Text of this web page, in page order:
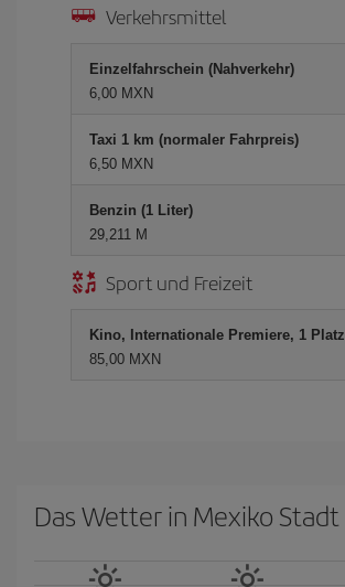
Verkehrsmittel
Einzelfahrschein (Nahverkehr)
6,00 MXN
Taxi 1 km (normaler Fahrpreis)
6,50 MXN
Benzin (1 Liter)
29,211 M
Sport und Freizeit
Kino, Internationale Premiere, 1 Platz
85,00 MXN
Das Wetter in Mexiko Stadt